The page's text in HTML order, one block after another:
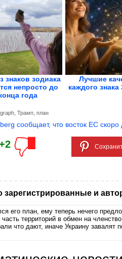
знаков зодиака
непросто до
года
Лучшие
каждого знака
Трамп план
сообщает, что восток ЕС скоро
зарегистрированные и
его план, ему теперь нечего
часть территорий в обмен на
что дают, иначе Украину завалят